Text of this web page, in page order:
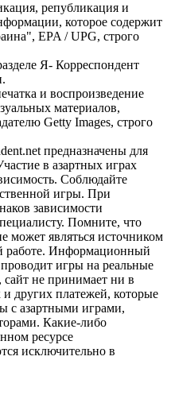
републикация и
которое содержит
EPA / UPG, строго
Я- Корреспондент
и воспроизведение
материалов,
Getty Images, строго
предназначены для
в азартных играх
Соблюдайте
игры. При
зависимости
Помните, что
может являться источником
работе. Информационный
игры на реальные
не принимает ни в
других платежей, которые
с азартными играми,
Какие-либо
ресурсе
исключительно в